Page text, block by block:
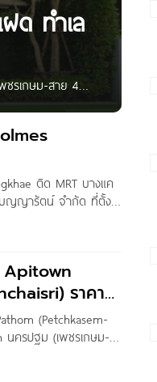
ด ทำเล
ชรเกษม-สาย 4
ค่ะ เพื่อน ๆ
ติด MRT บางแค
บญญารัตน์ จำกัด ที่ตั้ง
เลสุดสะดวก เชื่อมต่อ
ครงการยังแวดล้อม
Apitown
ราคา
(Petchkasem-
นครปฐม (เพชรเกษม-
พ ติดถนนใหญ่
ษม ถ.นครชัยศรี ถ.บรม